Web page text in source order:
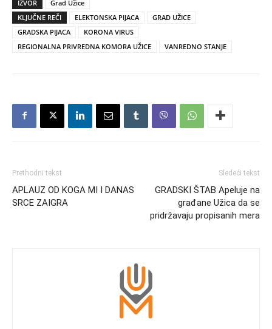
IZVOR
Grad Užice
KLJUČNE REČI
ELEKTONSKA PIJACA
GRAD UŽICE
GRADSKA PIJACA
KORONA VIRUS
REGIONALNA PRIVREDNA KOMORA UŽICE
VANREDNO STANJE
Prethodni tekst
APLAUZ OD KOGA MI I DANAS
SRCE ZAIGRA
Sledeći tekst
GRADSKI ŠTAB Apeluje na
građane Užica da se
pridržavaju propisanih mera